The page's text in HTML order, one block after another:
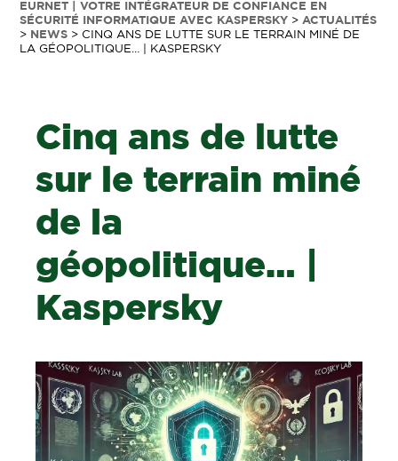
EURNET | VOTRE INTÉGRATEUR DE CONFIANCE EN
SÉCURITÉ INFORMATIQUE AVEC KASPERSKY >ACTUALITÉS
> NEWS > CINQ ANS DE LUTTE SUR LE TERRAIN MINÉ DE
LA GÉOPOLITIQUE… | KASPERSKY
Cinq ans de lutte
sur le terrain miné
de la
géopolitique… |
Kaspersky